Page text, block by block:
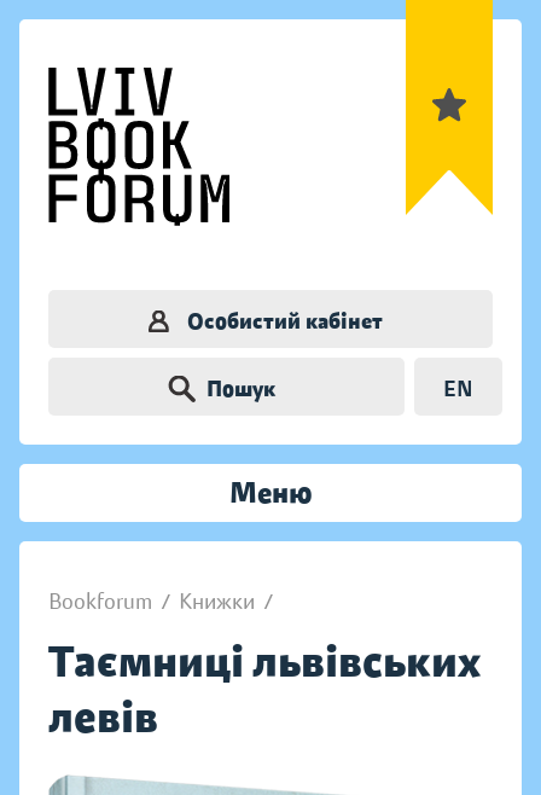
Особистий кабінет
Пошук EN
Меню
Bookforum / Книжки /
Таємниці львівських
левів